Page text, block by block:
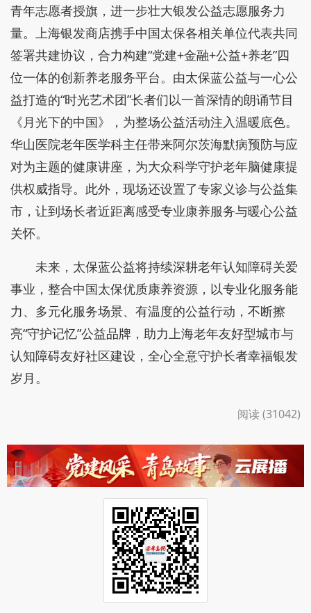
青年志愿者授旗，进一步壮大银发公益志愿服务力
量。上海银发商店携手中国太保各相关单位代表共同
签署共建协议，合力构建“党建+金融+公益+养老”四
位一体的创新养老服务平台。由太保蓝公益与一心公
益打造的“时光艺术团”长者们以一首深情的朗诵节目
《月光下的中国》，为整场公益活动注入温暖底色。
华山医院老年医学科主任带来阿尔茨海默病预防与应
对为主题的健康讲座，为大众科学守护老年脑健康提
供权威指导。此外，现场还设置了专家义诊与公益集
市，让到场长者近距离感受专业康养服务与暖心公益
关怀。
未来，太保蓝公益将持续深耕老年认知障碍关爱
事业，整合中国太保优质康养资源，以专业化服务能
力、多元化服务场景、有温度的公益行动，不断擦
亮“守护记忆”公益品牌，助力上海老年友好型城市与
认知障碍友好社区建设，全心全意守护长者幸福银发
岁月。
阅读 (31042)